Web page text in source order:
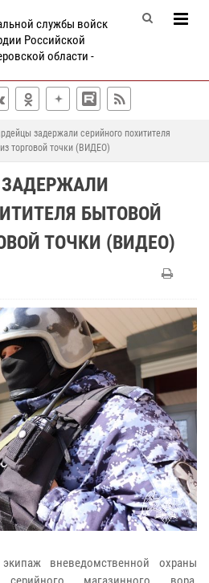
службы войск
Российской
области -
задержали серийного похитителя
торговой точки (ВИДЕО)
БЫТОВОЙ
ТОЧКИ (ВИДЕО)
вневедомственной охраны